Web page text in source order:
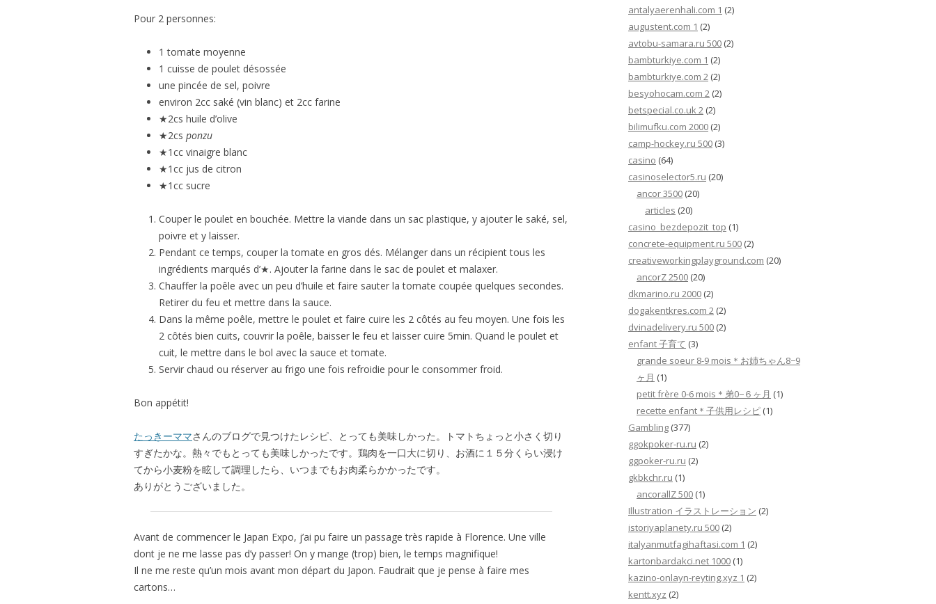
Pour 2 personnes:
1 tomate moyenne
1 cuisse de poulet désossée
une pincée de sel, poivre
environ 2cc saké (vin blanc) et 2cc farine
★2cs huile d’olive
★2cs ponzu
★1cc vinaigre blanc
★1cc jus de citron
★1cc sucre
Couper le poulet en bouchée. Mettre la viande dans un sac plastique, y ajouter le saké, sel,
poivre et y laisser.
Pendant ce temps, couper la tomate en gros dés. Mélanger dans un récipient tous les
ingrédients marqués d’★. Ajouter la farine dans le sac de poulet et malaxer.
Chauffer la poêle avec un peu d’huile et faire sauter la tomate coupée quelques secondes.
Retirer du feu et mettre dans la sauce.
Dans la même poêle, mettre le poulet et faire cuire les 2 côtés au feu moyen. Une fois les
2 côtés bien cuits, couvrir la poêle, baisser le feu et laisser cuire 5min. Quand le poulet et
cuit, le mettre dans le bol avec la sauce et tomate.
Servir chaud ou réserver au frigo une fois refroidie pour le consommer froid.
Bon appétit!
たっきーママさんのブログで見つけたレシピ、とっても美味しかった。トマトちょっと小さく切り
すぎたかな。熱々でもとっても美味しかったです。鶏肉を一口大に切り、お酒に１５分くらい浸け
てから小麦粉を眩して調理したら、いつまでもお肉柔らかかったです。
ありがとうございました。
Avant de commencer le Japan Expo, j’ai pu faire un passage très rapide à Florence. Une ville
dont je ne me lasse pas d’y passer! On y mange (trop) bien, le temps magnifique!
Il ne me reste qu’un mois avant mon départ du Japon. Faudrait que je pense à faire mes
cartons…
antalyaerenhali.com 1 (2)
augustent.com 1 (2)
avtobu-samara.ru 500 (2)
bambturkiye.com 1 (2)
bambturkiye.com 2 (2)
besyohocam.com 2 (2)
betspecial.co.uk 2 (2)
bilimufku.com 2000 (2)
camp-hockey.ru 500 (3)
casino (64)
casinoselector5.ru (20)
ancor 3500 (20)
articles (20)
casino_bezdepozit_top (1)
concrete-equipment.ru 500 (2)
creativeworkingplayground.com (20)
ancorZ 2500 (20)
dkmarino.ru 2000 (2)
dogakentkres.com 2 (2)
dvinadelivery.ru 500 (2)
enfant 子育て (3)
grande soeur 8-9 mois＊お姉ちゃん8−9
ヶ月 (1)
petit frère 0-6 mois＊弟0−６ヶ月 (1)
recette enfant＊子供用レシピ (1)
Gambling (377)
ggokpoker-ru.ru (2)
ggpoker-ru.ru (2)
gkbkchr.ru (1)
ancorallZ 500 (1)
Illustration イラストレーション (2)
istoriyaplanety.ru 500 (2)
italyanmutfagihaftasi.com 1 (2)
kartonbardakci.net 1000 (1)
kazino-onlayn-reyting.xyz 1 (2)
kentt.xyz (2)